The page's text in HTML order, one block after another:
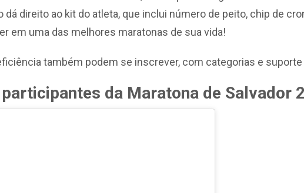
dá direito ao kit do atleta, que inclui número de peito, chip de
em uma das melhores maratonas de sua vida!
também podem se inscrever, com categorias e
da Maratona de Salvador